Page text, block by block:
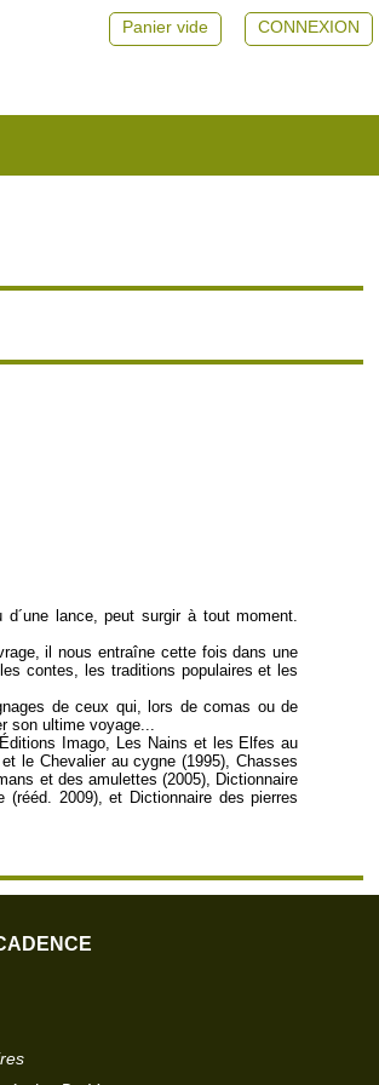
CONNEXION
Panier vide
lance, peut surgir à tout moment.
il nous entraîne cette fois dans une
contes, les traditions populaires et les
de ceux qui, lors de comas ou de
son ultime voyage...
Imago, Les Nains et les Elfes au
le Chevalier au cygne (1995), Chasses
et des amulettes (2005), Dictionnaire
2009), et Dictionnaire des pierres